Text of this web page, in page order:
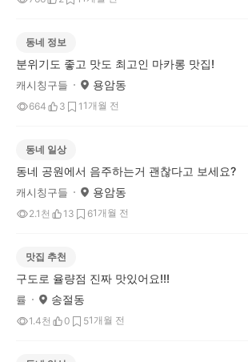
동네 정보
분위기도 좋고 맛도 최고인 마카롱 맛집!
캐시칭구들 용암동
664 3 1 1개월 전
동네 일상
동네 공원에서 음주하는거 괜찮다고 보세요?
캐시칭구들 용암동
2.1천 13 61개월 전
맛집 추천
구도로 율량점 진짜 맛있어요!!!
률 송절동
1.4천 0 51개월 전